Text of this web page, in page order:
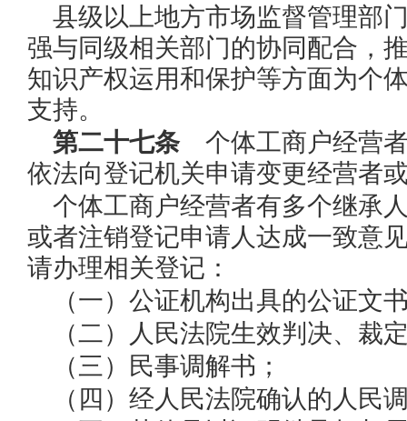
县级以上地方市场监督管理部
强与同级相关部门的协同配合，
知识产权运用和保护等方面为个
支持。
第二十七条个体工商户经营者
依法向登记机关申请变更经营者
个体工商户经营者有多个继承
或者注销登记申请人达成一致意
请办理相关登记：
（一）公证机构出具的公证文
（二）人民法院生效判决、裁
（三）民事调解书；
（四）经人民法院确认的人民